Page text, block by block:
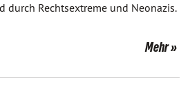
durch Rechtsextreme und Neonazis.
Mehr